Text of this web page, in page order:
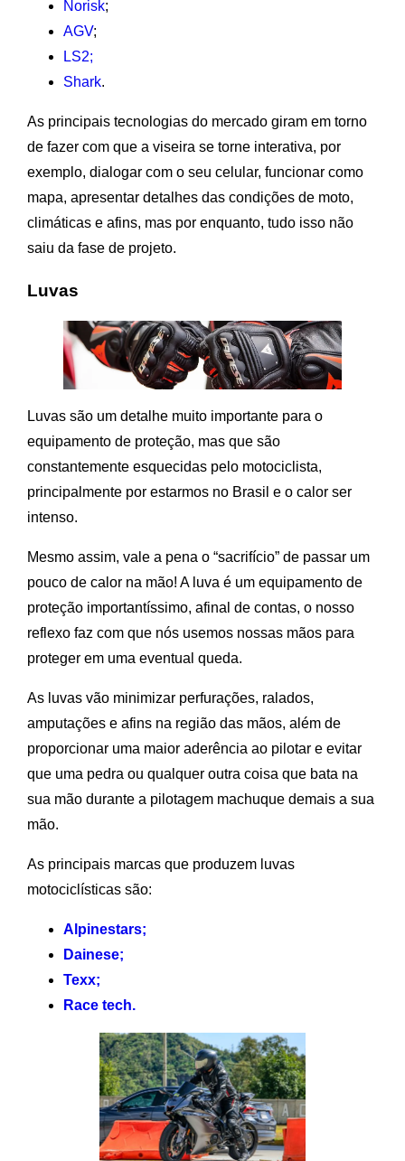
Norisk;
AGV;
LS2;
Shark.
As principais tecnologias do mercado giram em torno
de fazer com que a viseira se torne interativa, por
exemplo, dialogar com o seu celular, funcionar como
mapa, apresentar detalhes das condições de moto,
climáticas e afins, mas por enquanto, tudo isso não
saiu da fase de projeto.
Luvas
Luvas são um detalhe muito importante para o
equipamento de proteção, mas que são
constantemente esquecidas pelo motociclista,
principalmente por estarmos no Brasil e o calor ser
intenso.
Mesmo assim, vale a pena o “sacrifício” de passar um
pouco de calor na mão! A luva é um equipamento de
proteção importantíssimo, afinal de contas, o nosso
reflexo faz com que nós usemos nossas mãos para
proteger em uma eventual queda.
As luvas vão minimizar perfurações, ralados,
amputações e afins na região das mãos, além de
proporcionar uma maior aderência ao pilotar e evitar
que uma pedra ou qualquer outra coisa que bata na
sua mão durante a pilotagem machuque demais a sua
mão.
As principais marcas que produzem luvas
motociclísticas são:
Alpinestars;
Dainese;
Texx;
Race tech.